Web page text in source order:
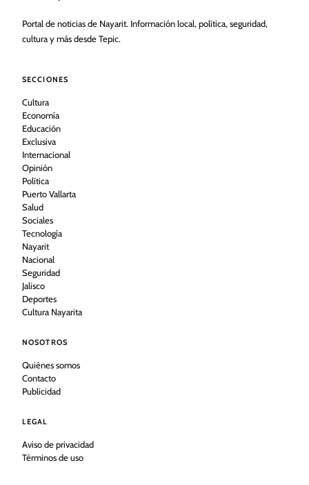
Portal de noticias de Nayarit. Información local, política, seguridad,
cultura y más desde Tepic.
SECCIONES
Cultura
Economía
Educación
Exclusiva
Internacional
Opinión
Política
Puerto Vallarta
Salud
Sociales
Tecnología
Nayarit
Nacional
Seguridad
Jalisco
Deportes
Cultura Nayarita
NOSOTROS
Quiénes somos
Contacto
Publicidad
LEGAL
Aviso de privacidad
Términos de uso